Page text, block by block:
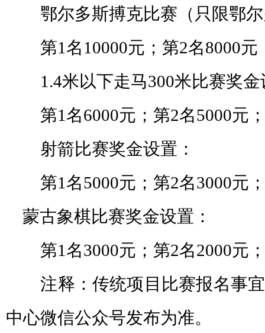
鄂尔多斯搏克比赛（只限鄂尔
第1名10000元；第2名8000元
1.4米以下走马300米比赛奖金
第1名6000元；第2名5000元；
射箭比赛奖金设置：
第1名5000元；第2名3000元；
蒙古象棋比赛奖金设置：
第1名3000元；第2名2000元；
注释：传统项目比赛报名事宜
中心微信公众号发布为准。